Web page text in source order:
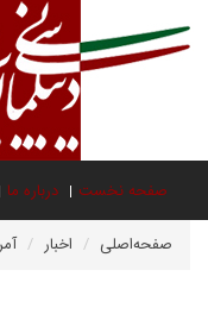
صفحه نخست درباره ما
صفحه‌اصلی اخبار